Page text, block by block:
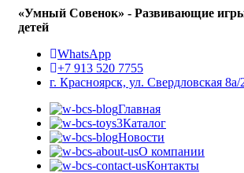
«Умный Совенок» - Развивающие
детей
WhatsApp
+7 913 520 7755
г. Красноярск, ул. Свердловская 8а/
Главная
Каталог
Новости
О компании
Контакты